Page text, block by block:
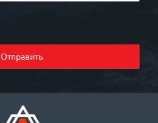
Отправить